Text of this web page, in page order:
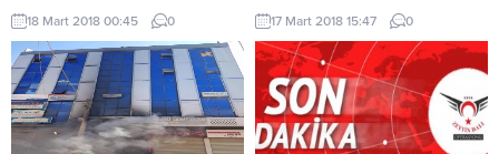
18 Mart 2018 00:45 0
TSK: Afrin harekât alanında
doğudan batıya ve batıdan
doğuya ilerleyen birlikler Afrin
kuzeyinde buluştular.
17 Mart 2018 15:47 0